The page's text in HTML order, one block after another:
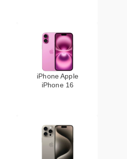
iPhone Apple
iPhone 16